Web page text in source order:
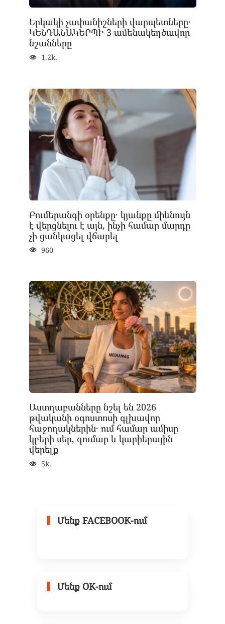
Երկակի չափանիշների վարպետները․
ԿԵՆԴԱՆԱԿԵՐՊԻ 3 ամենակեղծավոր
նշանները
1.2k.
Բումերանգի օրենքը․ կյանքը միևնույն
է վերցնելու է այն, ինչի համար մարդը
չի ցանկացել վճարել
960
Աստղաբանները նշել են 2026
թվականի օգոստոսի գլխավոր
հաջողակներին․ ում համար ամիսը
կբերի սեր, գումար և կարիերային
վերելք
5k.
Մենք FACEBOOK-ում
Մենք OK-ում